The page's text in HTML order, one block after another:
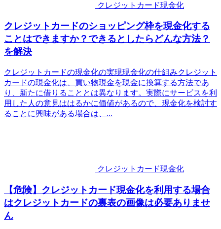
クレジットカード現金化
クレジットカードのショッピング枠を現金化する
ことはできますか？できるとしたらどんな方法？
を解決
クレジットカードの現金化の実現現金化の仕組みクレジット
カードの現金化は、買い物現金を現金に換算する方法であ
り、新たに借りることとは異なります。実際にサービスを利
用した人の意見ははるかに価値があるので、現金化を検討す
ることに興味がある場合は、...
クレジットカード現金化
【危険】 クレジットカード現金化を利用する場合
はクレジットカードの裏表の画像は必要ありませ
ん